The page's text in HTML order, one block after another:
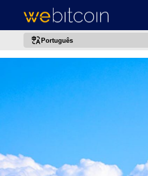
Português
中文